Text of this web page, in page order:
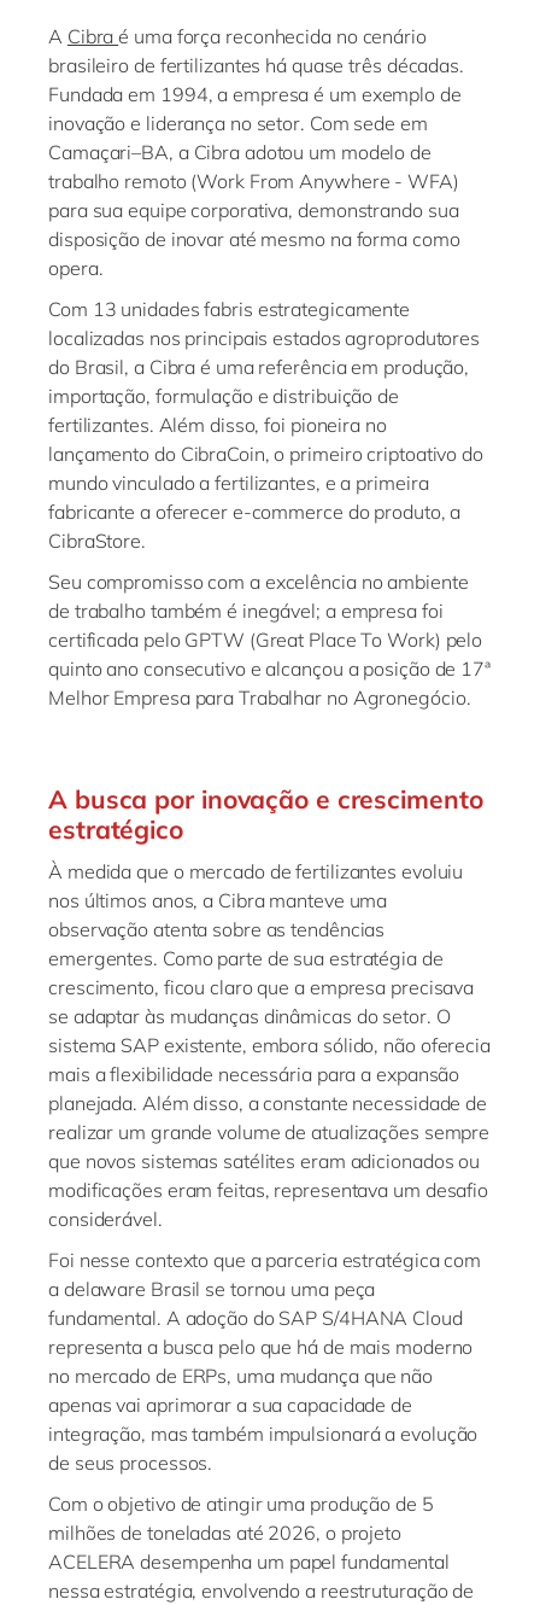
A Cibraé uma força reconhecida no cenário
brasileiro de fertilizantes há quase três décadas.
Fundada em 1994, a empresa é um exemplo de
inovação e liderança no setor. Com sede em
Camaçari–BA, a Cibra adotou um modelo de
trabalho remoto (Work From Anywhere - WFA)
para sua equipe corporativa, demonstrando sua
disposição de inovar até mesmo na forma como
opera.
Com 13 unidades fabris estrategicamente
localizadas nos principais estados agroprodutores
do Brasil, a Cibra é uma referência em produção,
importação, formulação e distribuição de
fertilizantes. Além disso, foi pioneira no
lançamento do CibraCoin, o primeiro criptoativo do
mundo vinculado a fertilizantes, e a primeira
fabricante a oferecer e-commerce do produto, a
CibraStore.
Seu compromisso com a excelência no ambiente
de trabalho também é inegável; a empresa foi
certificada pelo GPTW (Great Place To Work) pelo
quinto ano consecutivo e alcançou a posição de 17ª
Melhor Empresa para Trabalhar no Agronegócio.
A busca por inovação e crescimento
estratégico
À medida que o mercado de fertilizantes evoluiu
nos últimos anos, a Cibra manteve uma
observação atenta sobre as tendências
emergentes. Como parte de sua estratégia de
crescimento, ficou claro que a empresa precisava
se adaptar às mudanças dinâmicas do setor. O
sistema SAP existente, embora sólido, não oferecia
mais a flexibilidade necessária para a expansão
planejada. Além disso, a constante necessidade de
realizar um grande volume de atualizações sempre
que novos sistemas satélites eram adicionados ou
modificações eram feitas, representava um desafio
considerável.
Foi nesse contexto que a parceria estratégica com
a delaware Brasil se tornou uma peça
fundamental. A adoção do SAP S/4HANA Cloud
representa a busca pelo que há de mais moderno
no mercado de ERPs, uma mudança que não
apenas vai aprimorar a sua capacidade de
integração, mas também impulsionará a evolução
de seus processos.
Com o objetivo de atingir uma produção de 5
milhões de toneladas até 2026, o projeto
ACELERA desempenha um papel fundamental
nessa estratégia, envolvendo a reestruturação de